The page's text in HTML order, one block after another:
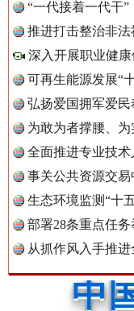
“一代接着一代干”
推进打击整治非
深入开展职业健
可再生能源发展“
弘扬爱国拥军爱
为敢为者撑腰、
全面推进专业技术
事关公共资源交
生态环境监测“十
部署28条重点任
从抓作风入手推
中
中
中
中
祁连